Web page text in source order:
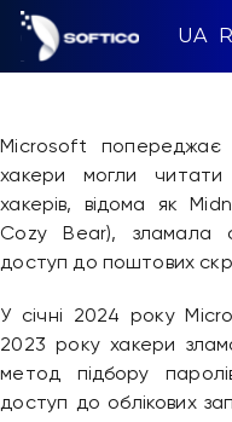
Skip
content
Microsoft попереджає
хакери могли читати
хакерів, відома як
Cozy Bear), зламала
доступ до поштових
У січні 2024 року
2023 року хакери
метод підбору
доступ до облікових